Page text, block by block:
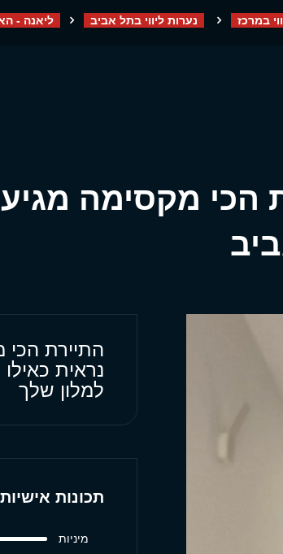
במרכז נערות ליווי בתל אביב ליאנה -
הכי מקסימה
התיירת
נראית
למלון שלך
תכונות אישיות
מיניות